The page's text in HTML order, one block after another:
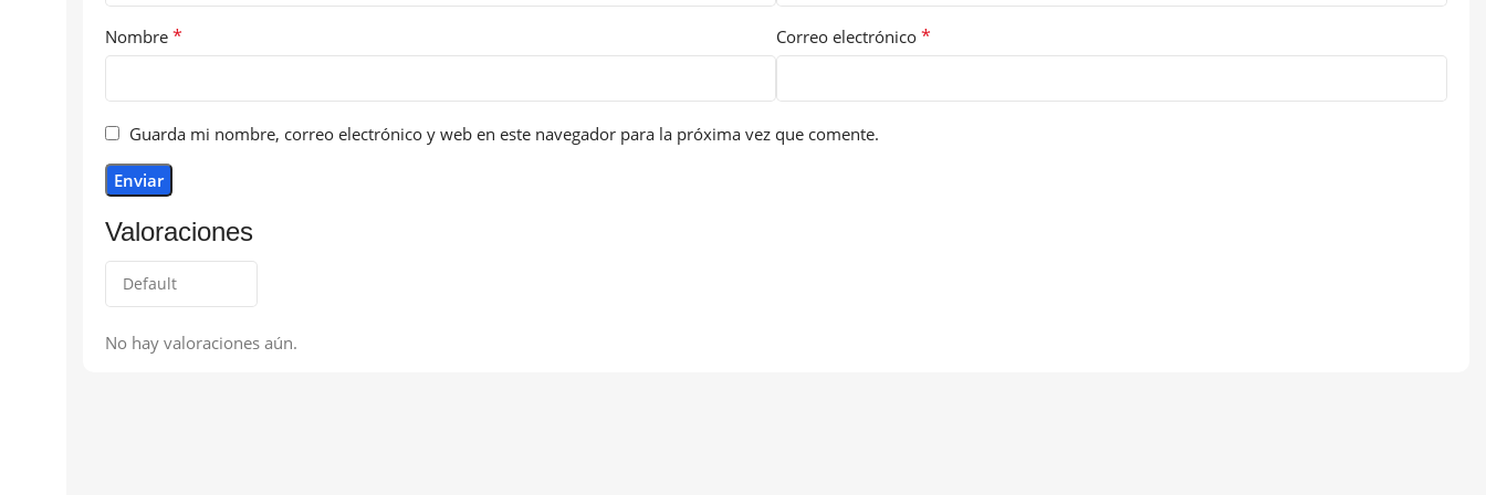
Valoraciones
No hay valoraciones aún.
Nombre * Correo electrónico *
Guarda mi nombre, correo electrónico y web en este navegador para la próxima vez que comente.